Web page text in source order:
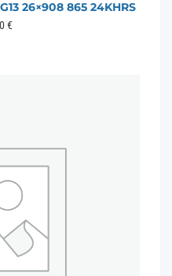
26×908 865 24KHRS
€